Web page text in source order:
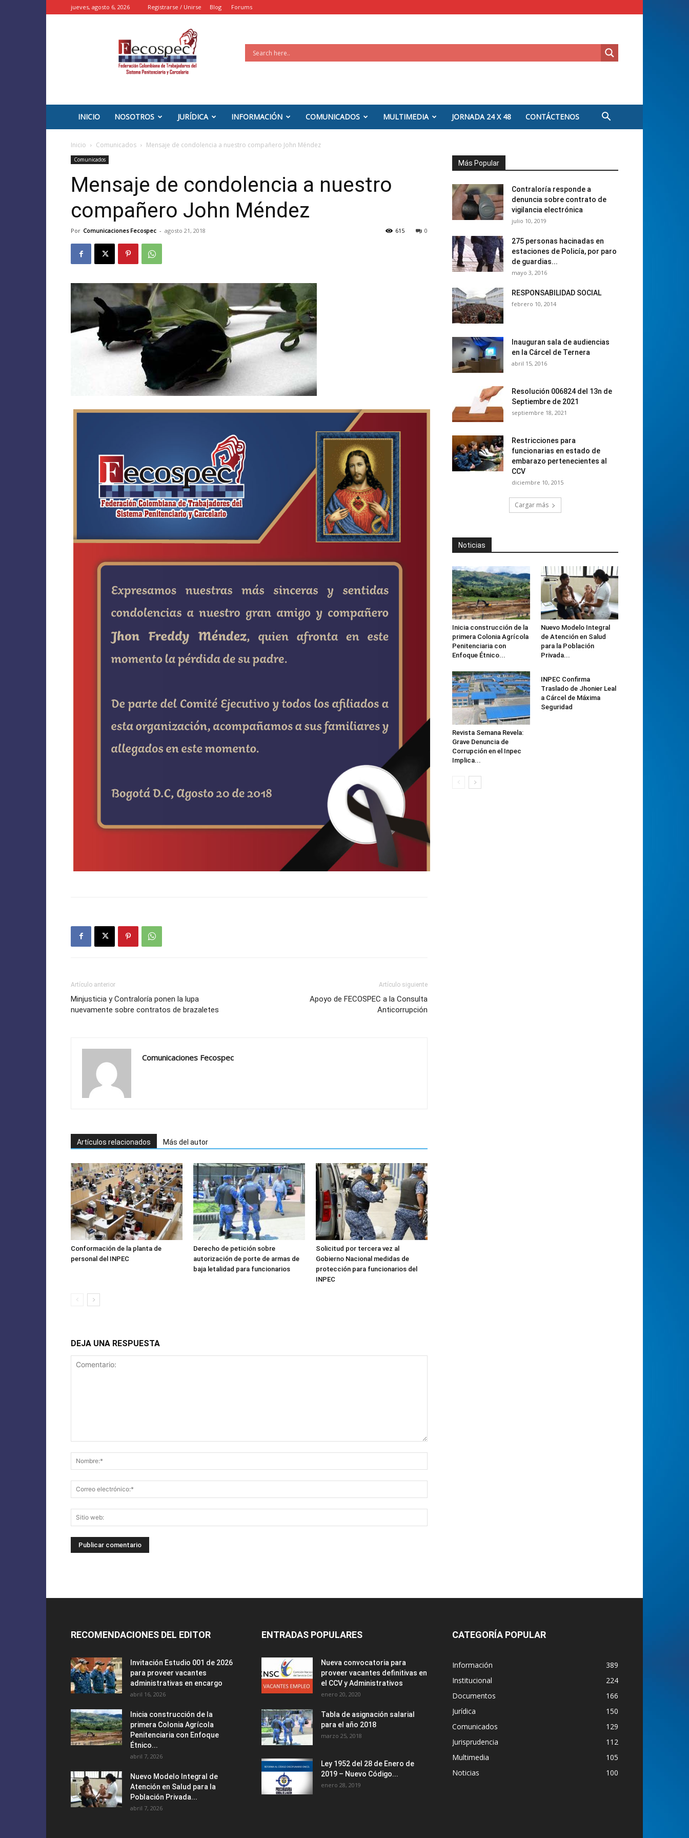
jueves, agosto 6, 2026 Registrarse / Unirse Blog Forums
FECOSPEC
INICIO NOSOTROS JURÍDICA INFORMACIÓN COMUNICADOS MULTIMEDIA JORNADA 24 X 48 CONTÁCTENOS
Inicio Comunicados Mensaje de condolencia a nuestro compañero John Méndez
Comunicados
Mensaje de condolencia a nuestro
compañero John Méndez
Por Comunicaciones Fecospec - agosto 21, 2018 0
615
Artículo anterior
Minjusticia y Contraloría ponen la lupa
nuevamente sobre contratos de brazaletes
Artículo siguiente
Apoyo de FECOSPEC a la Consulta
Anticorrupción
Comunicaciones Fecospec
Artículos relacionados Más del autor
Conformación de la planta de
personal del INPEC
Derecho de petición sobre
autorización de porte de armas de
baja letalidad para funcionarios
Solicitud por tercera vez al
Gobierno Nacional medidas de
protección para funcionarios del
INPEC
DEJA UNA RESPUESTA
Más Popular
Contraloría responde a
denuncia sobre contrato de
vigilancia electrónica
julio 10, 2019
275 personas hacinadas en
estaciones de Policía, por paro
de guardias...
mayo 3, 2016
RESPONSABILIDAD SOCIAL
febrero 10, 2014
Inauguran sala de audiencias
en la Cárcel de Ternera
abril 15, 2016
Resolución 006824 del 13n de
Septiembre de 2021
septiembre 18, 2021
Restricciones para
funcionarias en estado de
embarazo pertenecientes al
CCV
diciembre 10, 2015
Cargar más
Noticias
Inicia construcción de la
primera Colonia Agrícola
Penitenciaria con
Enfoque Étnico...
Nuevo Modelo Integral
de Atención en Salud
para la Población
Privada...
Revista Semana Revela:
Grave Denuncia de
Corrupción en el Inpec
Implica...
INPEC Confirma
Traslado de Jhonier Leal
a Cárcel de Máxima
Seguridad
RECOMENDACIONES DEL EDITOR
Invitación Estudio 001 de 2026
para proveer vacantes
administrativas en encargo
abril 16, 2026
Inicia construcción de la
primera Colonia Agrícola
Penitenciaria con Enfoque
Étnico...
abril 7, 2026
Nuevo Modelo Integral de
Atención en Salud para la
Población Privada...
abril 7, 2026
ENTRADAS POPULARES
Nueva convocatoria para
proveer vacantes definitivas en
el CCV y Administrativos
enero 20, 2020
Tabla de asignación salarial
para el año 2018
marzo 25, 2018
Ley 1952 del 28 de Enero de
2019 – Nuevo Código...
enero 28, 2019
CATEGORÍA POPULAR
Información
389
Institucional
224
Documentos
166
Jurídica
150
Comunicados
129
Jurisprudencia
112
Multimedia
105
Noticias
100